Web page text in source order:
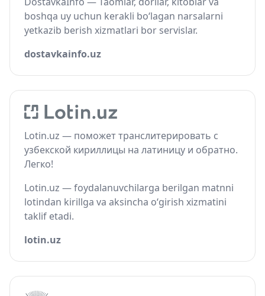
boshqa uy uchun kerakli bo‘lagan narsalarni
yetkazib berish xizmatlari bor servislar.
dostavkainfo.uz
Lotin.uz — поможет транслитерировать с
узбекской кириллицы на латиницу и обратно.
Легко!
Lotin.uz — foydalanuvchilarga berilgan matnni
lotindan kirillga va aksincha o‘girish xizmatini
taklif etadi.
lotin.uz